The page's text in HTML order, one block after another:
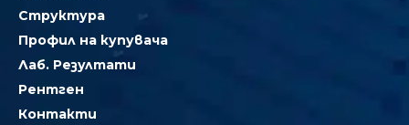
Структура
Профил на купувача
Лаб. Резултати
Рентген
Контакти